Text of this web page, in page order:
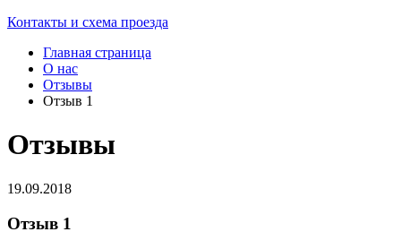
Контакты и схема проезда
Главная страница
О нас
Отзывы
Отзыв 1
Отзывы
19.09.2018
Отзыв 1